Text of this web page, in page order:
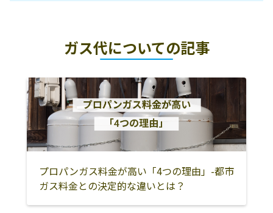
あわら市
坂井市
南条郡南越前町
丹生郡越前町
敦賀市
小浜市
三方郡美浜町
三方上中郡若狭
ガス代についての記事
プロパンガス料金が高い「4つの理由」-都市
ガス料金との決定的な違いとは？